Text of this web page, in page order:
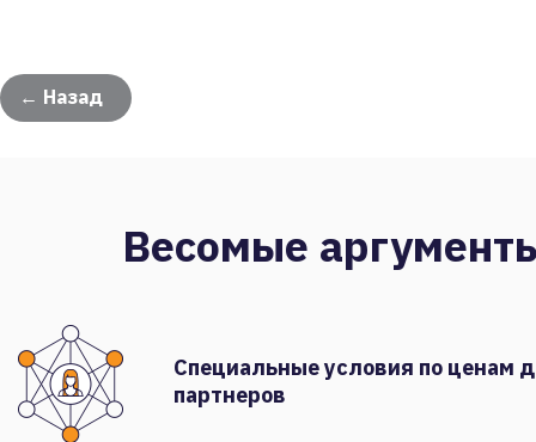
← Назад
Весомые
Специальные условия по ценам
партнеров